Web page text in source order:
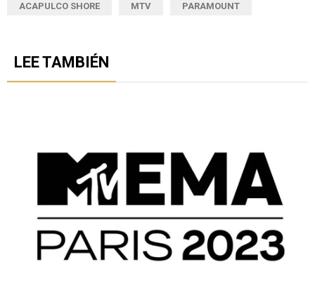
ACAPULCO SHORE MTV PARAMOUNT
LEE TAMBIÉN